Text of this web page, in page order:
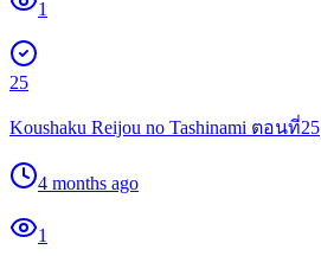
1
25
Koushaku Reijou no Tashinami ตอนที่25
4 months ago
1